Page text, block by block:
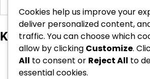
for:
Kategoriat
Taistelupassi Vaateet
Tapahtuma Tehtäväpalkinnot
Cookies help us improve your
deliver personalized content,
traffic. You can choose which
allow by clicking Customize.
All to consent or Reject All to
essential cookies.